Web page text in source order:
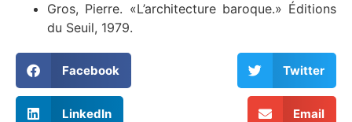
Gros, Pierre. «L’architecture baroque.» Éditions
du Seuil, 1979.
Facebook Twitter
LinkedIn Email